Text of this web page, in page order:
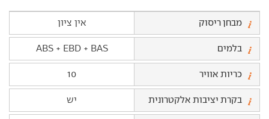
מבחן ריסוק אין ציון
בלמים ABS + EBD + BAS
כריות אוויר 10
בקרת יציבות אלקטרונית יש